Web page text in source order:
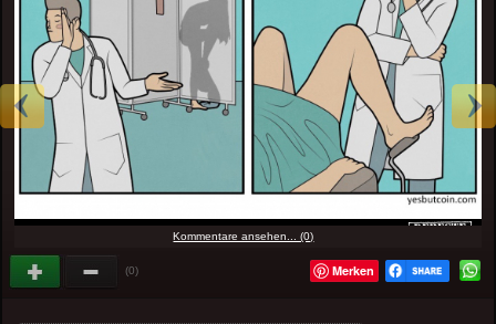
Kommentare ansehen... (0)
(0) Merken